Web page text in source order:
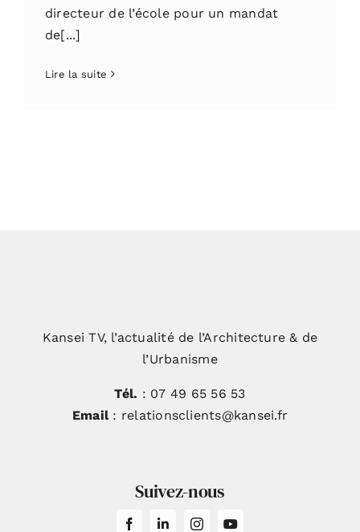
directeur de l’école pour un mandat
de[...]
Lire la suite
Kansei TV, l’actualité de l’Architecture & de
l’Urbanisme
Tél. : 07 49 65 56 53
Email: relationsclients@kansei.fr
Suivez-nous